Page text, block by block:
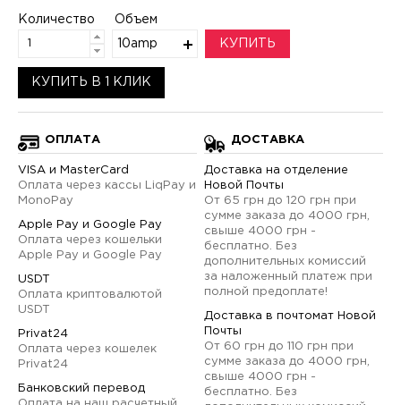
Количество Объем
10amp КУПИТЬ
КУПИТЬ В 1 КЛИК
ОПЛАТА
VISA и MasterCard
Оплата через кассы LiqPay и
MonoPay
Apple Pay и Google Pay
Оплата через кошельки
Apple Pay и Google Pay
USDT
Оплата криптовалютой
USDT
Privat24
Оплата через кошелек
Privat24
Банковский перевод
ДОСТАВКА
Доставка на отделение
Новой Почты
От 65 грн до 120 грн при
сумме заказа до 4000 грн,
свыше 4000 грн -
бесплатно. Без
дополнительных комиссий
за наложенный платеж при
полной предоплате!
Доставка в почтомат Новой
Почты
От 60 грн до 110 грн при
сумме заказа до 4000 грн,
свыше 4000 грн -
бесплатно. Без